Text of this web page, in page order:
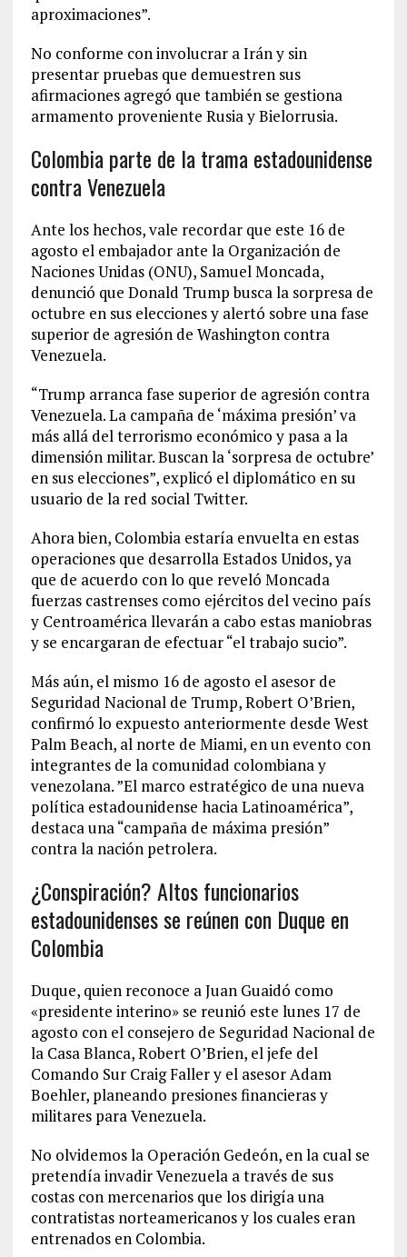
aproximaciones”.
No conforme con involucrar a Irán y sin
presentar pruebas que demuestren sus
afirmaciones agregó que también se gestiona
armamento proveniente Rusia y Bielorrusia.
Colombia parte de la trama estadounidense
contra Venezuela
Ante los hechos, vale recordar que este 16 de
agosto el embajador ante la Organización de
Naciones Unidas (ONU), Samuel Moncada,
denunció que Donald Trump busca la sorpresa de
octubre en sus elecciones y alertó sobre una fase
superior de agresión de Washington contra
Venezuela.
“Trump arranca fase superior de agresión contra
Venezuela. La campaña de ‘máxima presión’ va
más allá del terrorismo económico y pasa a la
dimensión militar. Buscan la ‘sorpresa de octubre’
en sus elecciones”, explicó el diplomático en su
usuario de la red social Twitter.
Ahora bien, Colombia estaría envuelta en estas
operaciones que desarrolla Estados Unidos, ya
que de acuerdo con lo que reveló Moncada
fuerzas castrenses como ejércitos del vecino país
y Centroamérica llevarán a cabo estas maniobras
y se encargaran de efectuar “el trabajo sucio”.
Más aún, el mismo 16 de agosto el asesor de
Seguridad Nacional de Trump, Robert O’Brien,
confirmó lo expuesto anteriormente desde West
Palm Beach, al norte de Miami, en un evento con
integrantes de la comunidad colombiana y
venezolana. ”El marco estratégico de una nueva
política estadounidense hacia Latinoamérica”,
destaca una “campaña de máxima presión”
contra la nación petrolera.
¿Conspiración? Altos funcionarios
estadounidenses se reúnen con Duque en
Colombia
Duque, quien reconoce a Juan Guaidó como
«presidente interino» se reunió este lunes 17 de
agosto con el consejero de Seguridad Nacional de
la Casa Blanca, Robert O’Brien, el jefe del
Comando Sur Craig Faller y el asesor Adam
Boehler, planeando presiones financieras y
militares para Venezuela.
No olvidemos la Operación Gedeón, en la cual se
pretendía invadir Venezuela a través de sus
costas con mercenarios que los dirigía una
contratistas norteamericanos y los cuales eran
entrenados en Colombia.